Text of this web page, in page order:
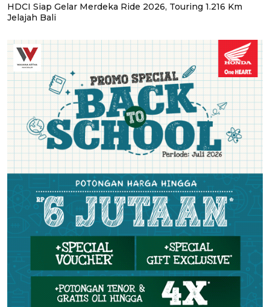
HDCI Siap Gelar Merdeka Ride 2026, Touring 1.216 Km
Jelajah Bali